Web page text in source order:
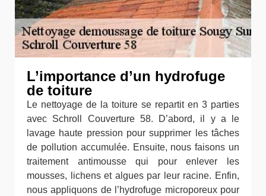
L’importance d’un hydrofuge
de toiture
Le nettoyage de la toiture se repartit en 3 parties
avec Schroll Couverture 58. D’abord, il y a le
lavage haute pression pour supprimer les tâches
de pollution accumulée. Ensuite, nous faisons un
traitement antimousse qui pour enlever les
mousses, lichens et algues par leur racine. Enfin,
nous appliquons de l’hydrofuge microporeux pour